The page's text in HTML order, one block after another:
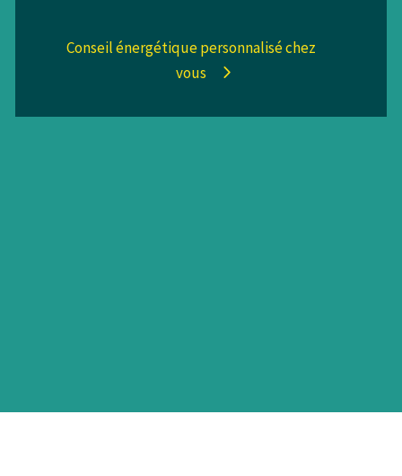
Conseil énergétique personnalisé chez
vous